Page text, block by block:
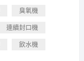
臭氧機
連續封口機
飲水機